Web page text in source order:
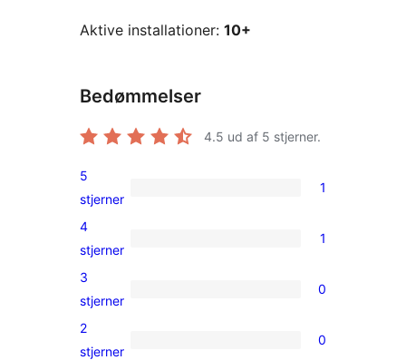
Aktive installationer: 10+
Bedømmelser
4.5 ud af 5 stjerner.
1
5-
stjernet
5
stjerner
1
1
4-
stjernet
4
stjerner
1
0
3-
stjernet
3
stjerner
0
0
2
stjerner
0